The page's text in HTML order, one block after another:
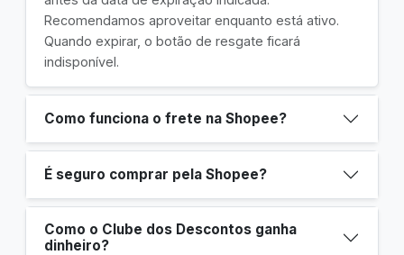
Recomendamos aproveitar enquanto está ativo.
Quando expirar, o botão de resgate ficará
indisponível.
Como funciona o frete na Shopee?
É seguro comprar pela Shopee?
Como o Clube dos Descontos ganha
dinheiro?